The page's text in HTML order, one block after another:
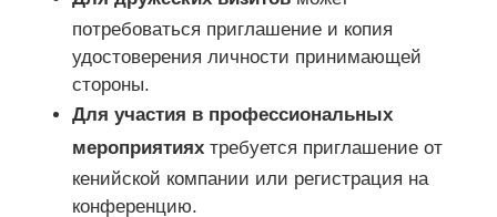
потребоваться приглашение и копия
удостоверения личности принимающей
стороны.
Для участия в профессиональных
мероприятиях требуется приглашение от
кенийской компании или регистрация на
конференцию.